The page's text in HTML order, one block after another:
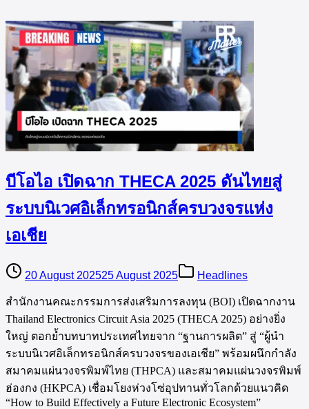
บีโอไอ เปิดฉาก THECA 2025 ดันไทยสู่
ระบบนิเวศอิเล็กทรอนิกส์ครบวงจรแห่ง
เอเชีย
20 August 202525 August 2025 Headlines
สำนักงานคณะกรรมการส่งเสริมการลงทุน (BOI) เปิดฉากงาน
Thailand Electronics Circuit Asia 2025 (THECA 2025) อย่างยิ่ง
ใหญ่ ตอกย้ำบทบาทประเทศไทยจาก “ฐานการผลิต” สู่ “ผู้นำ
ระบบนิเวศอิเล็กทรอนิกส์ครบวงจรของเอเชีย” พร้อมผนึกกำลัง
สมาคมแผ่นวงจรพิมพ์ไทย (THPCA) และสมาคมแผ่นวงจรพิมพ์
ฮ่องกง (HKPCA) เชื่อมโยงห่วงโซ่อุปทานทั่วโลกด้วยแนวคิด
“How to Build Effectively a Future Electronic Ecosystem”